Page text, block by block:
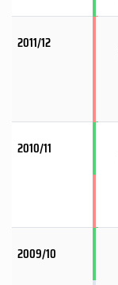
2011/12
2010/11
2009/10